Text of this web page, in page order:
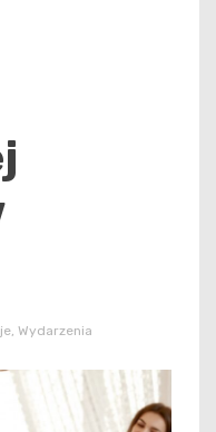
, Wydarzenia